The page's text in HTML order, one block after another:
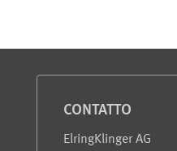
CONTATTO
ElringKlinger AG